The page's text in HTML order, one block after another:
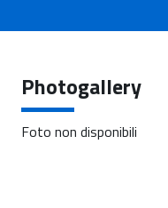
Photogallery
Foto non disponibili